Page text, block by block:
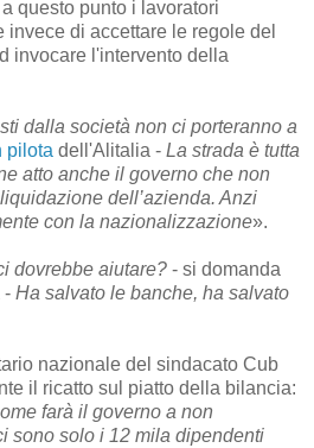
a questo punto i lavoratori
di accettare le regole del
invocare l'intervento della
dalla società non ci porteranno a
pilota dell'Alitalia - La strada è tutta
atto anche il governo che non
dell’azienda. Anzi
con la nazionalizzazione».
dovrebbe aiutare? - si domanda
- Ha salvato le banche, ha salvato
nazionale del sindacato Cub
il ricatto sul piatto della bilancia:
farà il governo a non
sono solo i 12 mila dipendenti